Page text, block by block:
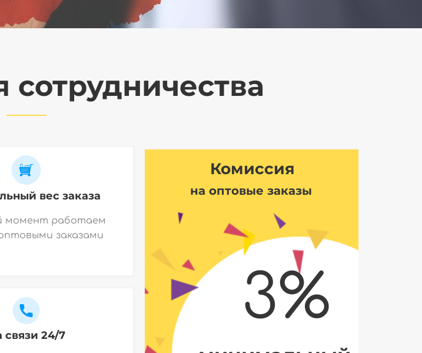
вес заказа
момент работаем
заказами
связи 24/7
Комиссия
на оптовые заказы
3%